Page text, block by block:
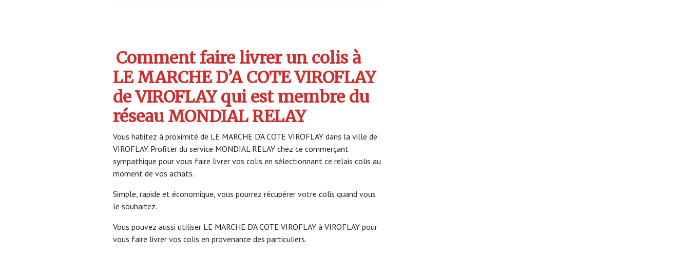
Comment faire livrer un colis à
LE MARCHE D’A COTE VIROFLAY
de VIROFLAY qui est membre du
réseau MONDIAL RELAY
Vous habitez à proximité de LE MARCHE D’A COTE VIROFLAY dans la ville de
VIROFLAY. Profiter du service MONDIAL RELAY chez ce commerçant
sympathique pour vous faire livrer vos colis en sélectionnant ce relais colis au
moment de vos achats.
Simple, rapide et économique, vous pourrez récupérer votre colis quand vous
le souhaitez.
Vous pouvez aussi utiliser LE MARCHE D’A COTE VIROFLAY à VIROFLAY pour
vous faire livrer vos colis en provenance des particuliers.